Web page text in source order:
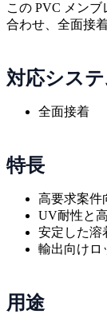
この PVC メン
合わせ、全面接
対応シス
全面接着
特長
高要求案件
UV耐性と
安定した溶
輸出向けロ
用途